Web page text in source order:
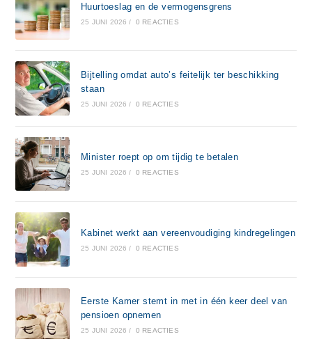
Huurtoeslag en de vermogensgrens
25 JUNI 2026 / 0 REACTIES
Bijtelling omdat auto’s feitelijk ter beschikking
staan
25 JUNI 2026 / 0 REACTIES
Minister roept op om tijdig te betalen
25 JUNI 2026 / 0 REACTIES
Kabinet werkt aan vereenvoudiging kindregelingen
25 JUNI 2026 / 0 REACTIES
Eerste Kamer stemt in met in één keer deel van
pensioen opnemen
25 JUNI 2026 / 0 REACTIES